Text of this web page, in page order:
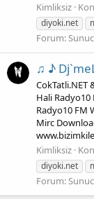
Kimliksiz
diyoki.net
Forum:
♫ ♪
CokTatli.NET
Hali
Radyo10 FM
Mirc
Kimliksiz
diyoki.net
Forum: